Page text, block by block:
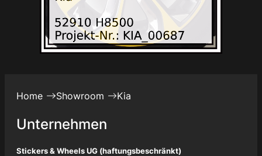
Home Showroom Kia
Unternehmen
Stickers & Wheels UG (haftungsbeschränkt)